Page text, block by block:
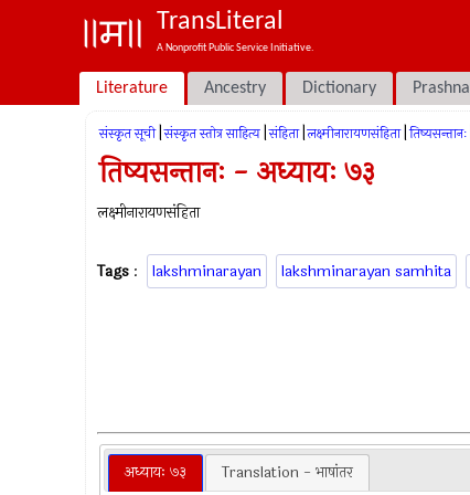
TransLiteral
A Nonprofit Public Service Initiative.
Literature Ancestry Dictionary Prashna
संस्कृत सूची संस्कृत स्तोत्र साहित्य संहिता लक्ष्मीनारायणसंहिता तिष्यसन्तानः
तिष्यसन्तानः - अध्यायः ७३
लक्ष्मीनारायणसंहिता
Tags : lakshminarayan lakshminarayan samhita
अध्यायः ७३ Translation - भाषांतर